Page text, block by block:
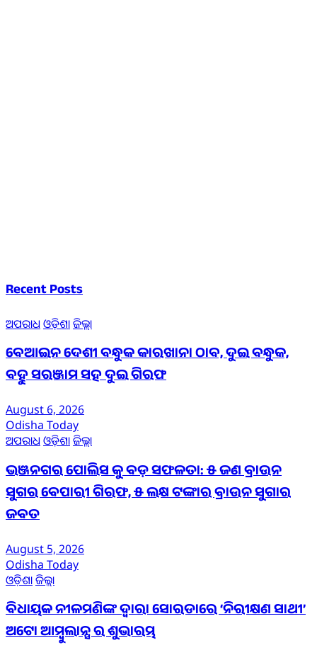
Recent Posts
ଅପରାଧ ଓଡ଼ିଶାଜିଲ୍ଲା
ବେଆଇନ ଦେଶୀ ବନ୍ଧୁକ କାରଖାନା ଠାବ, ଦୁଇ ବନ୍ଧୁକ,
ବହୁ ସରଞ୍ଜାମ ସହ ଦୁଇ ଗିରଫ
August 6, 2026
Odisha Today
ଅପରାଧ ଓଡ଼ିଶାଜିଲ୍ଲା
ଭଞ୍ଜନଗର ପୋଲିସ କୁ ବଡ଼ ସଫଳତା: ୫ ଜଣ ବ୍ରାଉନ
ସୁଗର ବେପାରୀ ଗିରଫ, ୫ ଲକ୍ଷ ଟଙ୍କାର ବ୍ରାଉନ ସୁଗାର
ଜବତ
August 5, 2026
Odisha Today
ଓଡ଼ିଶାଜିଲ୍ଲା
ବିଧାୟକ ନୀଳମଣିଙ୍କ ଦ୍ବାରା ସୋରଡାରେ ‘ନିରୀକ୍ଷଣ ସାଥୀ’
ଅଟୋ ଆମ୍ବୁଲାନ୍ସ ର ଶୁଭାରମ୍ଭ